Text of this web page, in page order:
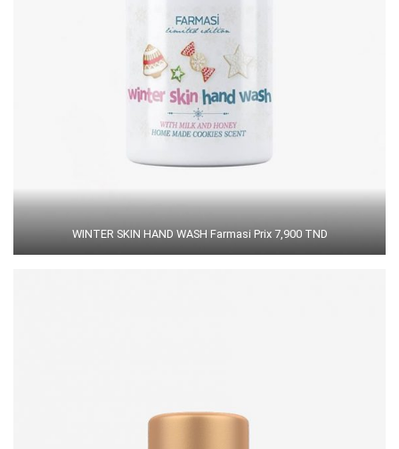
WINTER SKIN HAND WASH Farmasi Prix 7,900 TND